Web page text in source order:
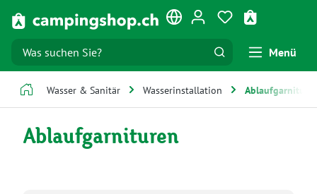
Zum Hauptinhalt springen Du hast 0
Menü
Wasser & Sanitär Wasserinstallation
Ablaufgarnituren